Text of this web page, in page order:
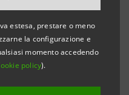
estesa, prestare o meno
la configurazione e
momento accedendo
policy).
Giulia, con una
di ettolitri di vino ad
regione d’Italia
detiene inoltre il